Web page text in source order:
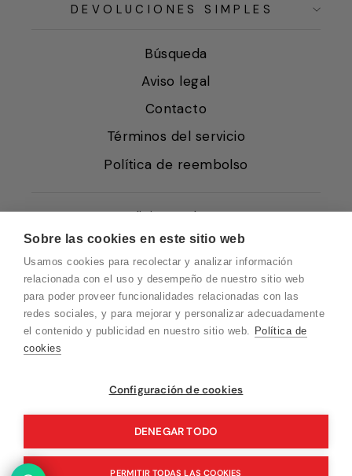
Sobre las cookies en este sitio web
Usamos cookies para recolectar y analizar información
relacionada con el uso y desempeño de nuestro sitio web
para poder proveer funcionalidades relacionadas con las
redes sociales, y para mejorar y personalizar adecuadamente
el contenido y publicidad en nuestro sitio web. Política de
cookies
Configuración de cookies
DENEGAR TODO
PERMITIR TODAS LAS COOKIES
DEVOLUCIONES SIMPLES
Búsqueda
Aviso legal
Contacto
Términos del servicio
Política de reembolso
Condiciones de Venta
Quiénes somos
Política de Cookies
Protección de Datos
Blog EN
Blog DE
Blog IT
Vuelvo en un momento. Recuerda que
nuestro horario de atención al cliente es de